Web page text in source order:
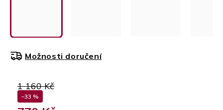
1 160 Kč
–33 %
Možnosti doručení